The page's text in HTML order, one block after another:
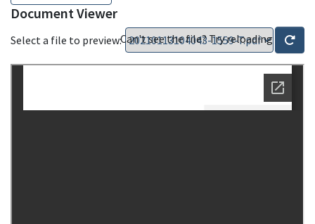
Document Viewer
Select a file to preview:Can't see the file? Try reloading